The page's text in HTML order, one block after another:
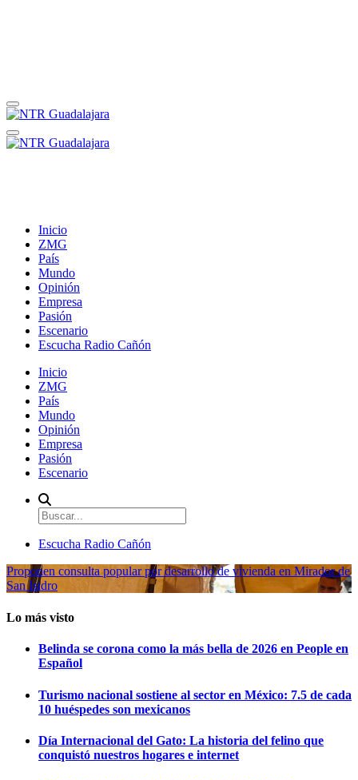
Inicio
ZMG
País
Mundo
Opinión
Empresa
Pasión
Escenario
Escucha Radio Cañón
Inicio
ZMG
País
Mundo
Opinión
Empresa
Pasión
Escenario
Escucha Radio Cañón
Proponen consulta popular por desarrollo de vivienda en Mirador de
San Isidro
Lo más visto
Belinda se corona como la más bella de 2026 en People en
Español
Turismo nacional sostiene al sector en México: 7.5 de cada
10 huéspedes son mexicanos
Día Internacional del Gato: La historia del felino que
conquistó nuestros hogares e internet